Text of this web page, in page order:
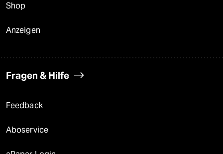
Shop
Anzeigen
Fragen & Hilfe
Feedback
Aboservice